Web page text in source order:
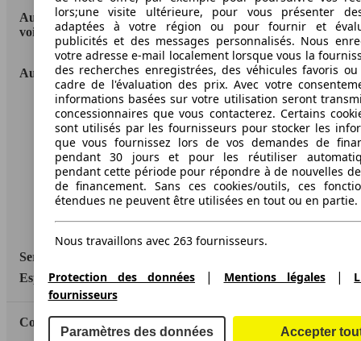
AutoScout24: la plus grande plateforme en ligne de
voitures en Europe
AutoScout24
A propos d'AutoScout24
Conditions d'utilisation
Informations légales
Protection des données
Accessibility Statement
Service
Espace Pro
Contact
lors;une visite ultérieure, pour vous présenter
adaptées à votre région ou pour fournir et
publicités et des messages personnalisés. Nous
votre adresse e-mail localement lorsque vous la
des recherches enregistrées, des véhicules favoris
cadre de l'évaluation des prix. Avec votre
informations basées sur votre utilisation seront
concessionnaires que vous contacterez. Certains
sont utilisés par les fournisseurs pour stocker les
que vous fournissez lors de vos demandes de
pendant 30 jours et pour les réutiliser
pendant cette période pour répondre à de nouvelles
de financement. Sans ces cookies/outils, ces
étendues ne peuvent être utilisées en tout ou en partie.
Nous travaillons avec 263 fournisseurs.
Protection des données | Mentions légales|
fournisseurs
Paramètres des données Accepter